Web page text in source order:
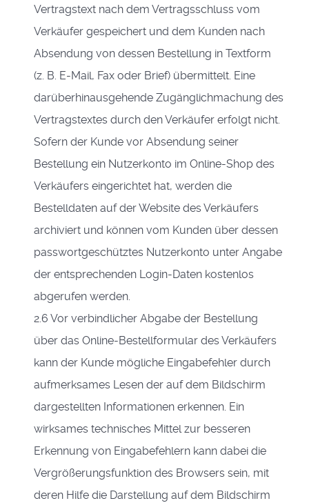
Vertragstext nach dem Vertragsschluss vom
Verkäufer gespeichert und dem Kunden nach
Absendung von dessen Bestellung in Textform
(z. B. E-Mail, Fax oder Brief) übermittelt. Eine
darüberhinausgehende Zugänglichmachung des
Vertragstextes durch den Verkäufer erfolgt nicht.
Sofern der Kunde vor Absendung seiner
Bestellung ein Nutzerkonto im Online-Shop des
Verkäufers eingerichtet hat, werden die
Bestelldaten auf der Website des Verkäufers
archiviert und können vom Kunden über dessen
passwortgeschütztes Nutzerkonto unter Angabe
der entsprechenden Login-Daten kostenlos
abgerufen werden.
2.6 Vor verbindlicher Abgabe der Bestellung
über das Online-Bestellformular des Verkäufers
kann der Kunde mögliche Eingabefehler durch
aufmerksames Lesen der auf dem Bildschirm
dargestellten Informationen erkennen. Ein
wirksames technisches Mittel zur besseren
Erkennung von Eingabefehlern kann dabei die
Vergrößerungsfunktion des Browsers sein, mit
deren Hilfe die Darstellung auf dem Bildschirm